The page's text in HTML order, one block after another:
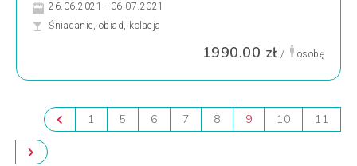
26.06.2021 - 06.07.2021
Śniadanie, obiad, kolacja
1990.00 zł / osobę
1 5 6 7 8 9 10 11